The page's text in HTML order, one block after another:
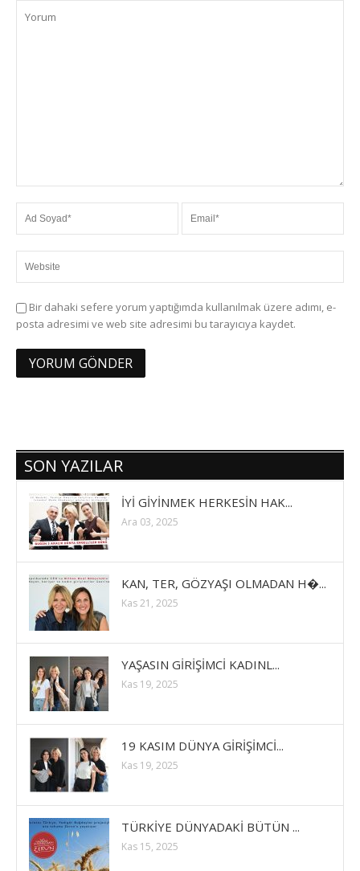
Bir dahaki sefere yorum yaptığımda kullanılmak üzere adımı, e-
posta adresimi ve web site adresimi bu tarayıcıya kaydet.
SON YAZILAR
İYİ GİYİNMEK HERKESİN HAK...
Ara 03, 2025
KAN, TER, GÖZYAŞI OLMADAN H�...
Kas 21, 2025
YAŞASIN GİRİŞİMCİ KADINL...
Kas 19, 2025
19 KASIM DÜNYA GİRİŞİMCİ...
Kas 19, 2025
TÜRKİYE DÜNYADAKİ BÜTÜN ...
Kas 15, 2025